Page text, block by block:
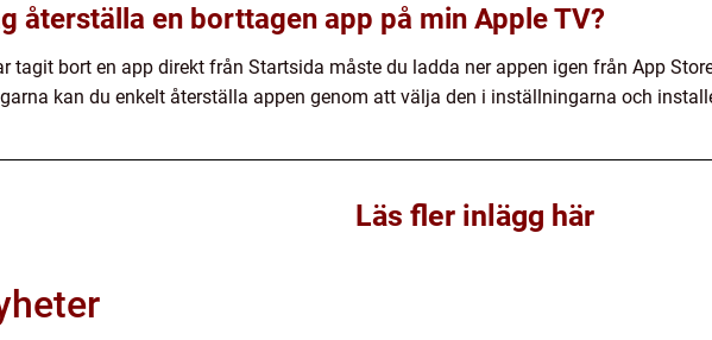
återställa en borttagen app på min Apple TV?
tagit bort en app direkt från Startsida måste du ladda ner appen igen från App
kan du enkelt återställa appen genom att välja den i inställningarna och
Läs fler inlägg här